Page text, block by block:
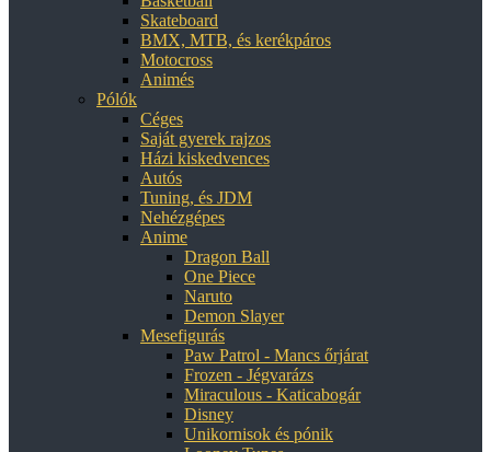
Skateboard
BMX, MTB, és kerékpáros
Motocross
Animés
Pólók
Céges
Saját gyerek rajzos
Házi kiskedvences
Autós
Tuning, és JDM
Nehézgépes
Anime
Dragon Ball
One Piece
Naruto
Demon Slayer
Mesefigurás
Paw Patrol - Mancs őrjárat
Frozen - Jégvarázs
Miraculous - Katicabogár
Disney
Unikornisok és pónik